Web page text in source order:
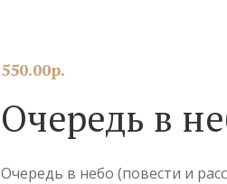
550.00р.
Очередь в
Очередь в небо (повести и